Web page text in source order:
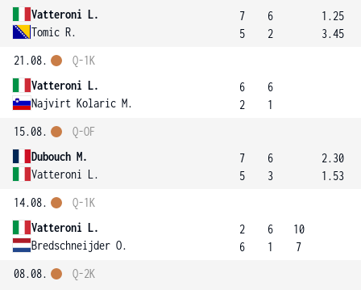
Vatteroni L.
Tomic R.
7
5
6
2
1.25
3.45
21.08.
Vatteroni L.
Najvirt Kolaric M.
Q-1K
6
2
6
1
15.08.
Dubouch M.
Vatteroni L.
Q-OF
7
5
6
3
2.30
1.53
14.08.
Vatteroni L.
Bredschneijder O.
Q-1K
2
6
6
1
10
7
08.08.
Q-2K